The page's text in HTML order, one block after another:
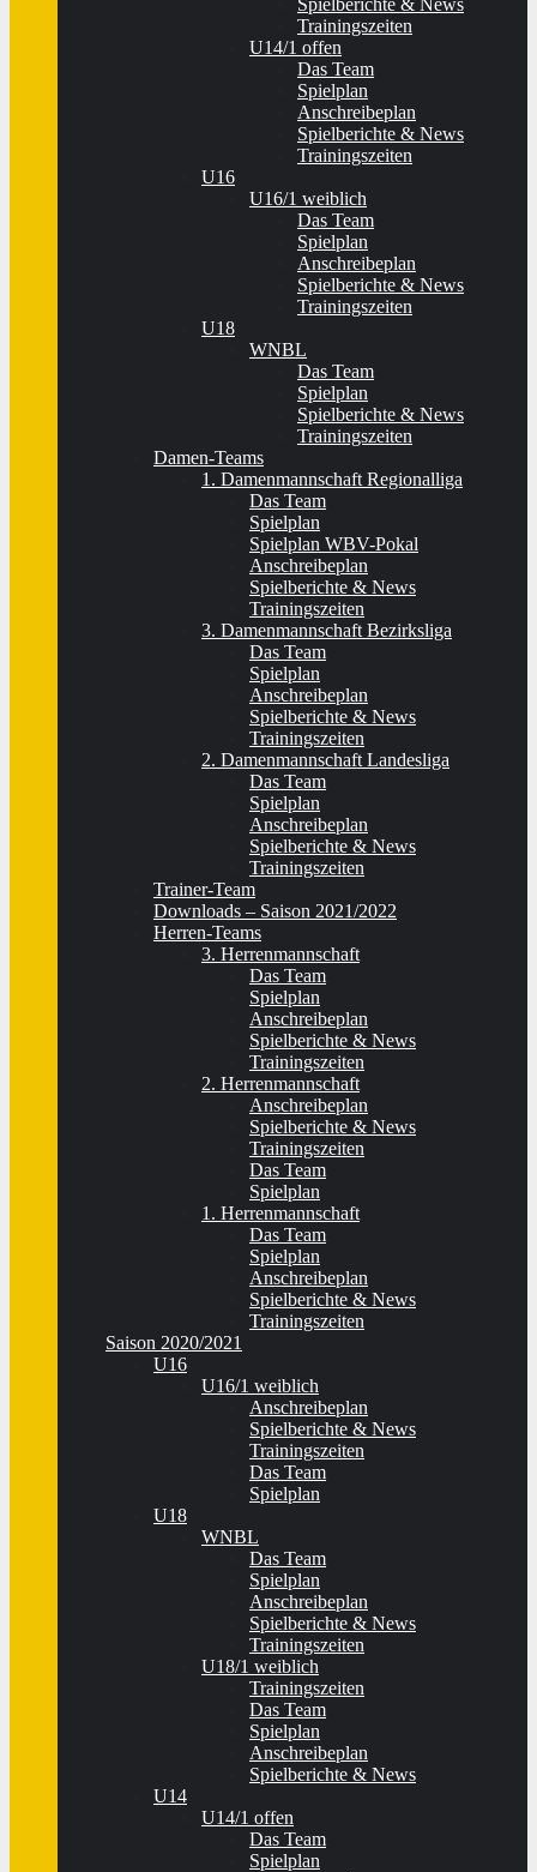
Spielberichte & News
Trainingszeiten
U14/1 offen
Das Team
Spielplan
Anschreibeplan
Spielberichte & News
Trainingszeiten
U16
U16/1 weiblich
Das Team
Spielplan
Anschreibeplan
Spielberichte & News
Trainingszeiten
U18
WNBL
Das Team
Spielplan
Spielberichte & News
Trainingszeiten
Damen-Teams
1. Damenmannschaft Regionalliga
Das Team
Spielplan
Spielplan WBV-Pokal
Anschreibeplan
Spielberichte & News
Trainingszeiten
3. Damenmannschaft Bezirksliga
Das Team
Spielplan
Anschreibeplan
Spielberichte & News
Trainingszeiten
2. Damenmannschaft Landesliga
Das Team
Spielplan
Anschreibeplan
Spielberichte & News
Trainingszeiten
Trainer-Team
Downloads – Saison 2021/2022
Herren-Teams
3. Herrenmannschaft
Das Team
Spielplan
Anschreibeplan
Spielberichte & News
Trainingszeiten
2. Herrenmannschaft
Anschreibeplan
Spielberichte & News
Trainingszeiten
Das Team
Spielplan
1. Herrenmannschaft
Das Team
Spielplan
Anschreibeplan
Spielberichte & News
Trainingszeiten
Saison 2020/2021
U16
U16/1 weiblich
Anschreibeplan
Spielberichte & News
Trainingszeiten
Das Team
Spielplan
U18
WNBL
Das Team
Spielplan
Anschreibeplan
Spielberichte & News
Trainingszeiten
U18/1 weiblich
Trainingszeiten
Das Team
Spielplan
Anschreibeplan
Spielberichte & News
U14
U14/1 offen
Das Team
Spielplan